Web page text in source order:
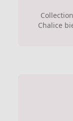
Chalice